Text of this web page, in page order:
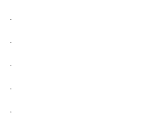
.
.
.
.
.